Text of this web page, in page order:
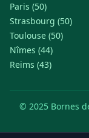
Paris (50)
Strasbourg (50)
Toulouse (50)
Nîmes (44)
Reims (43)
© 2025 Bornes